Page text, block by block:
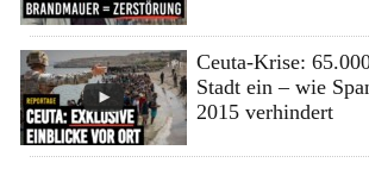
Ceuta-Krise:
Stadt ein – wie
2015 verhindert